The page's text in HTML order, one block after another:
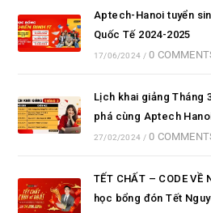
Aptech-Hanoi tuyển
Quốc Tế 2024-2025
17/06/2024 / 0
Lịch khai giảng Tháng
phá cùng Aptech
27/02/2024 / 0
TẾT CHẤT – CODE
học bổng đón Tết